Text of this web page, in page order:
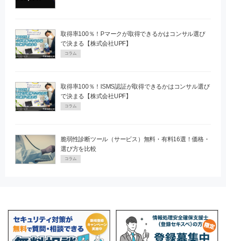
取得率100％！Pマークが取得できるかはコンサル選び
で決まる【株式会社UPF】
コラム
取得率100％！ISMS認証が取得できるかはコンサル選び
で決まる【株式会社UPF】
コラム
脆弱性診断ツール（サービス）無料・有料16選！価格・
選び方を比較
コラム